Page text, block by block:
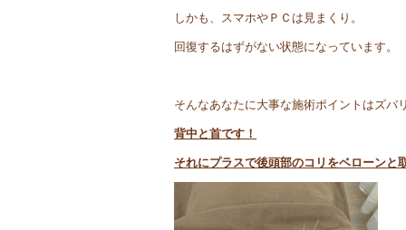
しかも、スマホやＰＣは見まくり。
回復するはずがない状態になっています。
そんなあなたに大事な施術ポイントはズバ
背中と首です！
それにプラスで後頭部のコリをベローンと